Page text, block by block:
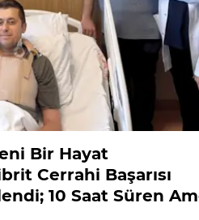
Bir Hayat
Cerrahi Başarısı
10 Saat Süren